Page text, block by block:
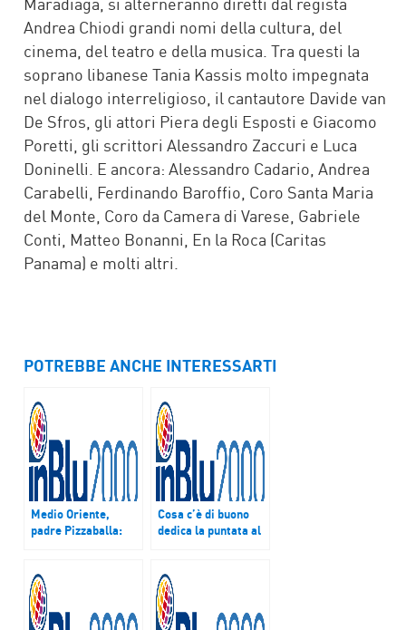
Andrea Chiodi grandi nomi della cultura, del
cinema, del teatro e della musica. Tra questi la
soprano libanese Tania Kassis molto impegnata
nel dialogo interreligioso, il cantautore Davide van
De Sfros, gli attori Piera degli Esposti e Giacomo
Poretti, gli scrittori Alessandro Zaccuri e Luca
Doninelli. E ancora: Alessandro Cadario, Andrea
Carabelli, Ferdinando Baroffio, Coro Santa Maria
del Monte, Coro da Camera di Varese, Gabriele
Conti, Matteo Bonanni, En la Roca (Caritas
Panama) e molti altri.
POTREBBE ANCHE INTERESSARTI
Medio Oriente,
padre Pizzaballa:
Terra Santa”
Cosa c’è di buono
dedica la puntata al